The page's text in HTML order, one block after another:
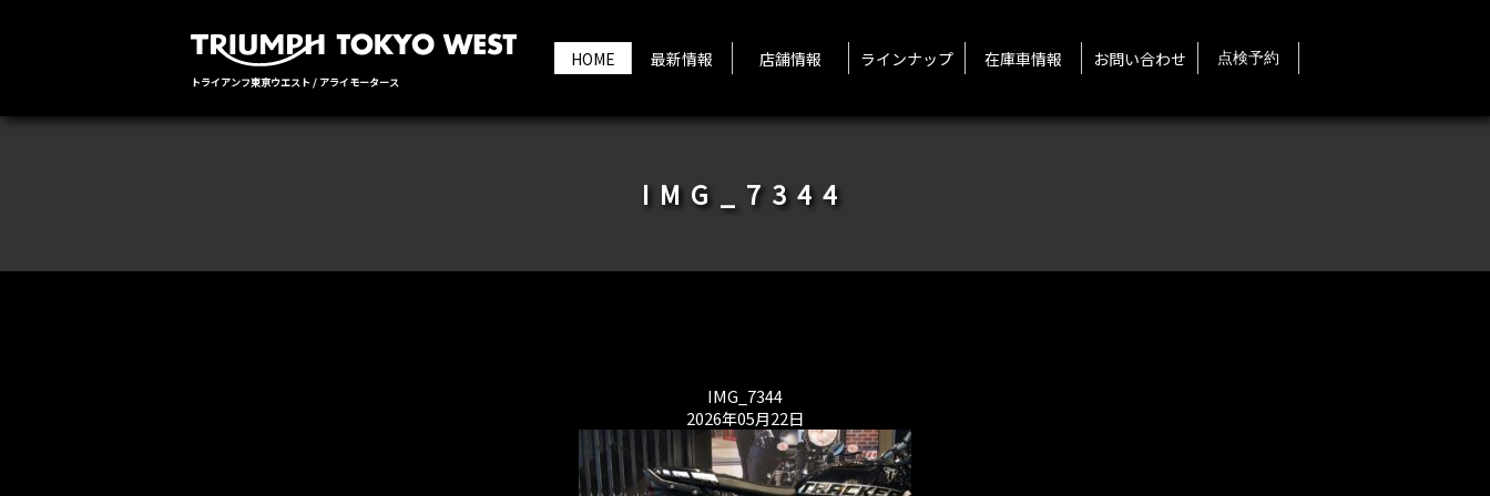
トライアンフ東京ウエスト / アライモータース
HOME 最新情報 店舗情報 ラインナップ 在庫車情報 お問い合わせ 点検予約
IMG_7344
IMG_7344
2026年05月22日